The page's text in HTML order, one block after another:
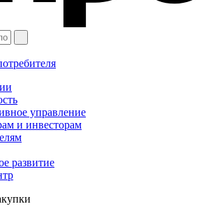
управление
и инвесторам
развитие